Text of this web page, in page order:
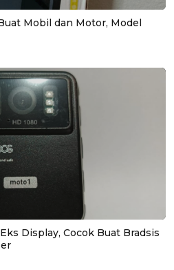
Mobil dan Motor, Model
Display, Cocok Buat Bradsis